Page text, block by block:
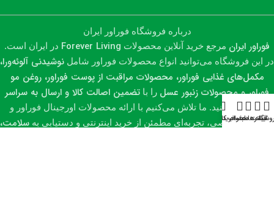
درباره فروشگاه فوراور ایران
فوراور ایران مرجع خرید آنلاین محصولات Forever Living در ایران است.
در این فروشگاه می‌توانید انواع محصولات فوراور شامل نوشیدنی آلوئه‌ورا،
مکمل‌های غذایی فوراور، محصولات مراقبت از پوست فوراور، روغن مو
فوراور و محصولات زنبور عسل را با تضمین اصالت کالا و ارسال به سراسر
کشور تهیه کنید. ما تلاش می‌کنیم با ارائه محصولات اورجینال فوراور و
مشاوره تخصصی، تجربه‌ای مطمئن از خرید اینترنتی و دستیابی به سلامت،
فیلترها
لیست دلخواه
سبد خرید
حساب کاربری من